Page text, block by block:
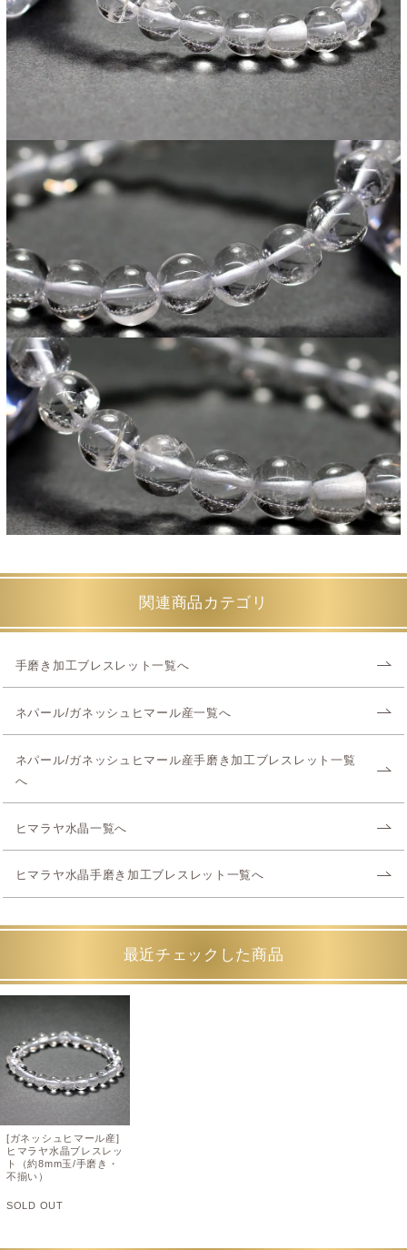
関連商品カテゴリ
手磨き加工ブレスレット一覧へ
ネパール/ガネッシュヒマール産一覧へ
ネパール/ガネッシュヒマール産手磨き加工ブレスレット一覧
へ
ヒマラヤ水晶一覧へ
ヒマラヤ水晶手磨き加工ブレスレット一覧へ
最近チェックした商品
[ガネッシュヒマール産]
ヒマラヤ水晶ブレスレッ
ト（約8mm玉/手磨き・
不揃い）
SOLD OUT